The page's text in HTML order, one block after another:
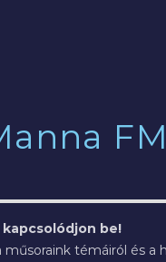
FM
kapcsolódjon be!
műsoraink témáiról és a